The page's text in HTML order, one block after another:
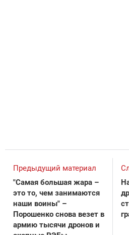
Предыдущий материал
"Самая большая жара –
это то, чем занимаются
наши воины" –
Порошенко снова везет в
армию тысячи дронов и